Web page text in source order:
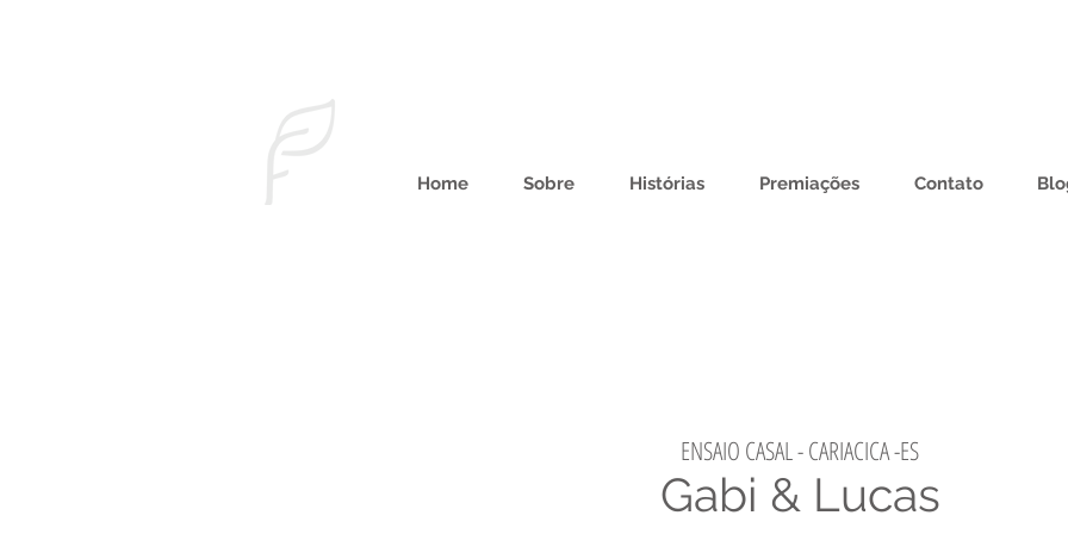
Home Sobre Histórias Premiações Contato
ENSAIO CASAL - CARIACICA -ES
Gabi & Lucas